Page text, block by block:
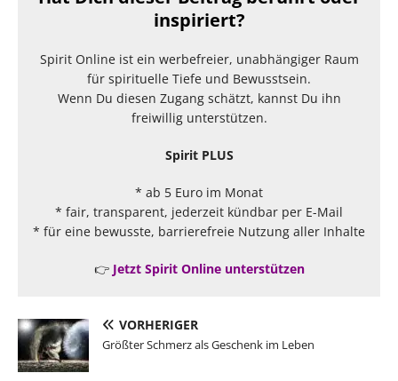
inspiriert?
Spirit Online ist ein werbefreier, unabhängiger Raum
für spirituelle Tiefe und Bewusstsein.
Wenn Du diesen Zugang schätzt, kannst Du ihn
freiwillig unterstützen.
Spirit PLUS
* ab 5 Euro im Monat
* fair, transparent, jederzeit kündbar per E-Mail
* für eine bewusste, barrierefreie Nutzung aller Inhalte
👉 Jetzt Spirit Online unterstützen
VORHERIGER
Größter Schmerz als Geschenk im Leben